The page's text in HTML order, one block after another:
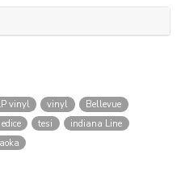
vinyl vinyl
Bellevue
tesi
indiana Line